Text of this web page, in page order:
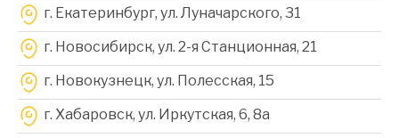
г. Екатеринбург, ул. Луначарского, 31
г. Новосибирск, ул. 2-я Станционная, 21
г. Новокузнецк, ул. Полесская, 15
г. Хабаровск, ул. Иркутская, 6, 8a